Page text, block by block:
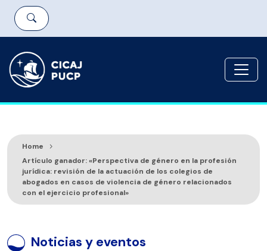
Home
Artículo ganador: «Perspectiva de género en la profesión
jurídica: revisión de la actuación de los colegios de
abogados en casos de violencia de género relacionados
con el ejercicio profesional»
Noticias y eventos